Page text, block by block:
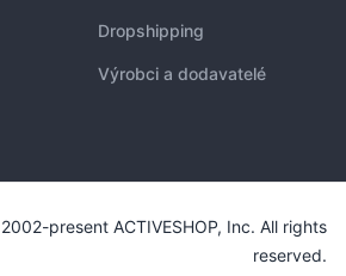
Dropshipping
Výrobci a dodavatelé
present ACTIVESHOP, Inc. All rights
reserved.